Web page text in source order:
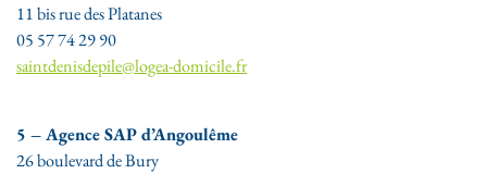
11 bis rue des Platanes
05 57 74 29 90
saintdenisdepile@logea-domicile.fr
5 – Agence SAP d’Angoulême
26 boulevard de Bury